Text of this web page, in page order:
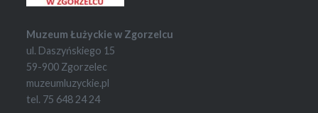
Muzeum Łużyckie w Zgorzelcu
ul. Daszyńskiego 15
59-900 Zgorzelec
muzeumluzyckie.pl
tel. 75 648 24 24